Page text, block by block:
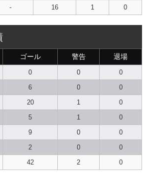
- 16 1 0
ゴール 警告 退場
0 0
0
6 0
0
20 1
0
5 1
0
9 0
0
2 0
0
42 2 0